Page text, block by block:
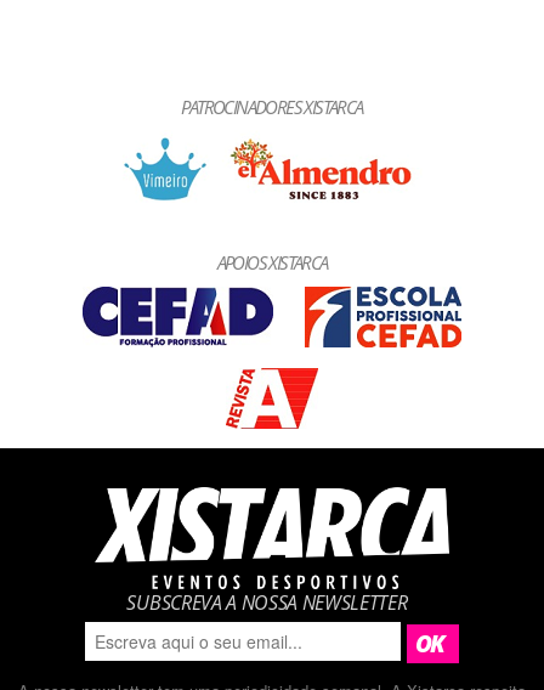
PATROCINADORES XISTARCA
APOIOS XISTARCA
SUBSCREVA A NOSSA NEWSLETTER